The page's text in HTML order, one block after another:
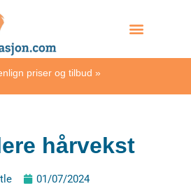
priser og tilbud »
hårvekst
01/07/2024